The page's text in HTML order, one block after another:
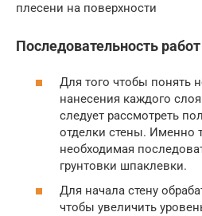
плесени на поверхности
Последовательность работ
Для того чтобы понять
нанесения каждого
следует рассмотреть
отделки стены. Именно
необходимая
грунтовки шпаклевки.
Для начала стену
чтобы увеличить